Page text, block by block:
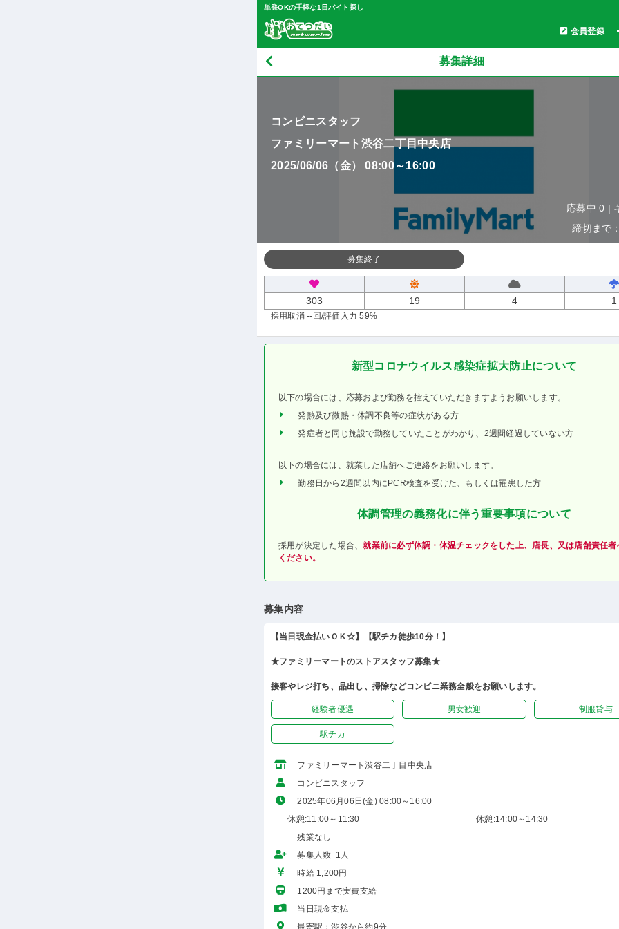
単発OKの手軽な1日バイト探し
会員登録
募集詳細
コンビニスタッフ
ファミリーマート渋谷二丁目中央店
2025/06/06（金） 08:00～16:00
応募中 0 |
締切まで
募集終了
303 19 4 1
採用取消 --回/評価入力 59%
新型コロナウイルス感染症拡大防止について
以下の場合には、応募および勤務を控えていただきますようお願いします。
発熱及び微熱・体調不良等の症状がある方
発症者と同じ施設で勤務していたことがわかり、2週間経過していない方
以下の場合には、就業した店舗へご連絡をお願いします。
勤務日から2週間以内にPCR検査を受けた、もしくは罹患した方
体調管理の義務化に伴う重要事項について
採用が決定した場合、就業前に必ず体調・体温チェックをした上、店長、又は店舗責任者
ください。
募集内容
【当日現金払いＯＫ☆】【駅チカ徒歩10分！】
★ファミリーマートのストアスタッフ募集★
接客やレジ打ち、品出し、掃除などコンビニ業務全般をお願いします。
経験者優遇 男女歓迎 制服貸与
駅チカ
ファミリーマート渋谷二丁目中央店
コンビニスタッフ
2025年06月06日(金) 08:00～16:00
休憩:11:00～11:30
休憩:14:00～14:30
残業なし
募集人数 1人
時給 1,200円
1200円まで実費支給
当日現金支払
最寄駅：渋谷から約9分